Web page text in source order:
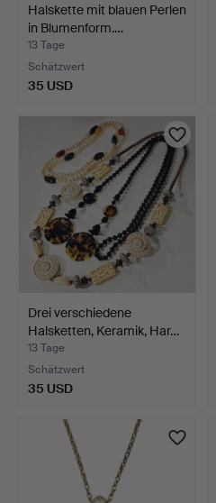
Halskette mit blauen Perlen
in Blumenform.…
13 Tage
Schätzwert
35 USD
Drei verschiedene
Halsketten, Keramik, Har…
13 Tage
Schätzwert
35 USD